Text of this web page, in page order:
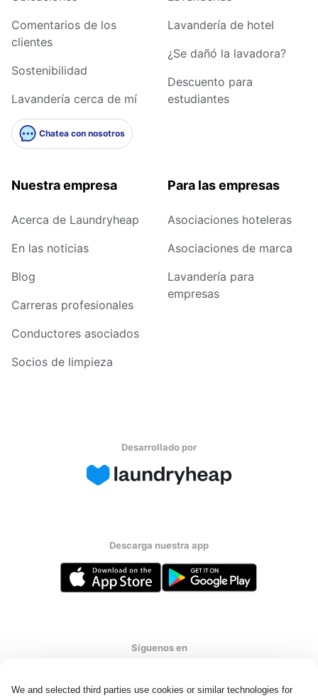
We and selected third parties use cookies or similar technologies for
Comentarios de los
clientes
Sostenibilidad
Lavandería cerca de mí
Chatea con nosotros
Lavandería de hotel
¿Se dañó la lavadora?
Descuento para
estudiantes
Nuestra empresa
Acerca de Laundryheap
En las noticias
Blog
Carreras profesionales
Conductores asociados
Socios de limpieza
Para las empresas
Asociaciones hoteleras
Asociaciones de marca
Lavandería para
empresas
Desarrollado por
Descarga nuestra app
Síguenos en